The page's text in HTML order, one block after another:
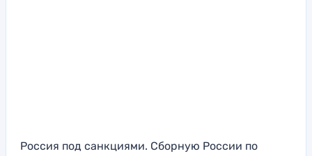
Россия под санкциями. Сборную России по